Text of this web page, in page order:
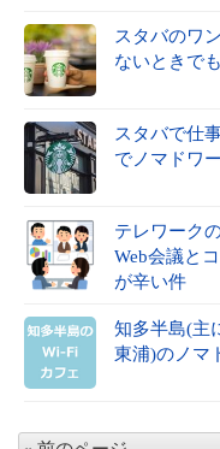
スタバのワ
ないときで
スタバで仕
でノマドワ
テレワーク
Web会議と
が辛い件
知多半島(主
東浦)のノマ